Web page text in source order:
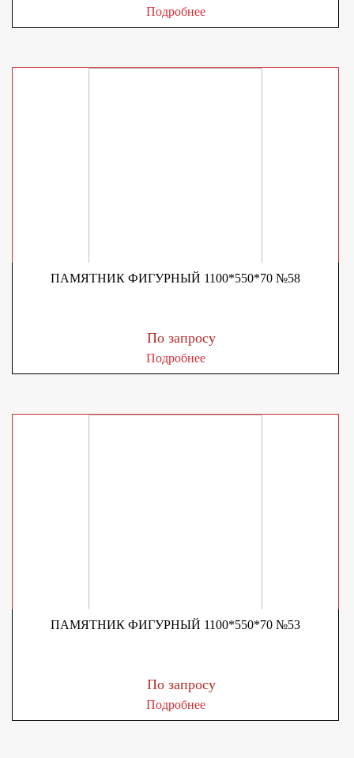
Подробнее
ПАМЯТНИК ФИГУРНЫЙ 1100*550*70 №58
По запросу
Подробнее
ПАМЯТНИК ФИГУРНЫЙ 1100*550*70 №53
По запросу
Подробнее